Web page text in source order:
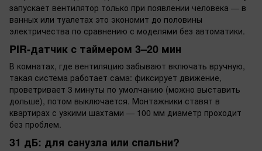
запускает вентилятор только при появлении человека — в
ванных или туалетах это экономит до половины
электричества по сравнению с моделями без автоматики.
PIR-датчик с таймером 3–20 мин
В комнатах, где вентиляцию забывают включать вручную,
такая система работает сама: фиксирует движение,
проветривает 3 минуты по умолчанию (можно выставить
дольше), потом выключается. Монтажники ставят в
квартирах с узкими шахтами — 100 мм диаметр проходит
без проблем.
31 дБ: для санузла или спальни?